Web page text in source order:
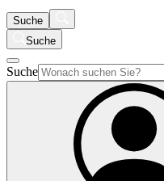
Suche
Suche
Suche